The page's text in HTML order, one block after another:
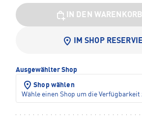
IN DEN WARENKORB
IM SHOP
Ausgewählter Shop
Shop wählen
Wähle einen Shop um die Verfügbarkeit